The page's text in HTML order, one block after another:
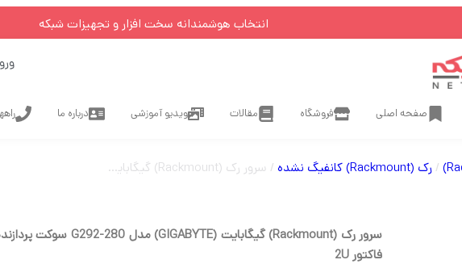
انتخاب هوشمندانه سخت افزار و تجهیزات شبکه
صفحه اصلی فروشگاه مقالات ویدیو آموزشی درباره ما
/رک (Rackmount) کانفیگ نشده / سرور رک (Rackmount) گیگابایت (GIGABYTE) مدل G292-280 سوکت پردازنده LGA4189 فرم فاکتور 2U
فاکتور 2U